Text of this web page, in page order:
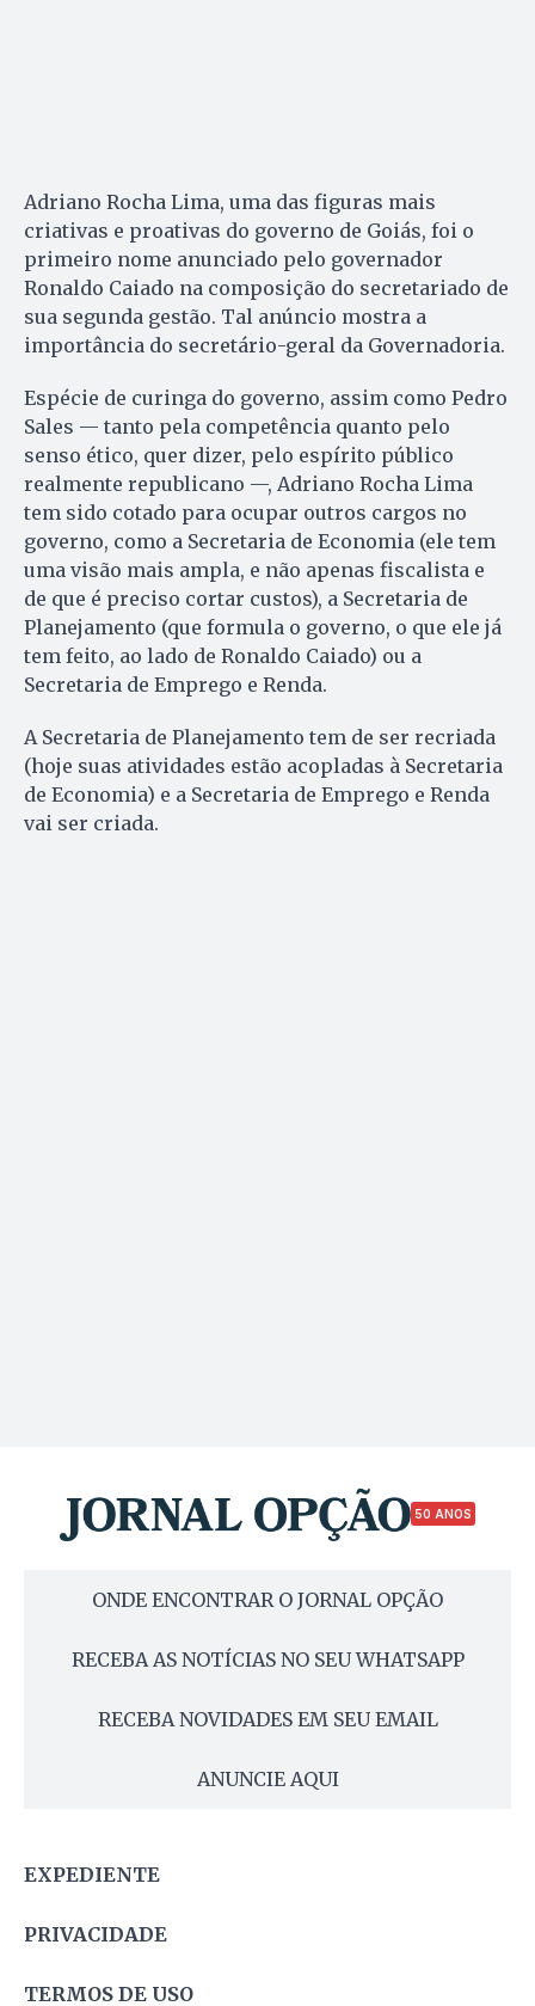
Adriano Rocha Lima, uma das figuras mais
criativas e proativas do governo de Goiás, foi o
primeiro nome anunciado pelo governador
Ronaldo Caiado na composição do secretariado de
sua segunda gestão. Tal anúncio mostra a
importância do secretário-geral da Governadoria.
Espécie de curinga do governo, assim como Pedro
Sales — tanto pela competência quanto pelo
senso ético, quer dizer, pelo espírito público
realmente republicano —, Adriano Rocha Lima
tem sido cotado para ocupar outros cargos no
governo, como a Secretaria de Economia (ele tem
uma visão mais ampla, e não apenas fiscalista e
de que é preciso cortar custos), a Secretaria de
Planejamento (que formula o governo, o que ele já
tem feito, ao lado de Ronaldo Caiado) ou a
Secretaria de Emprego e Renda.
A Secretaria de Planejamento tem de ser recriada
(hoje suas atividades estão acopladas à Secretaria
de Economia) e a Secretaria de Emprego e Renda
vai ser criada.
50 ANOS
ONDE ENCONTRAR O JORNAL OPÇÃO
RECEBA AS NOTÍCIAS NO SEU WHATSAPP
RECEBA NOVIDADES EM SEU EMAIL
ANUNCIE AQUI
EXPEDIENTE
PRIVACIDADE
TERMOS DE USO